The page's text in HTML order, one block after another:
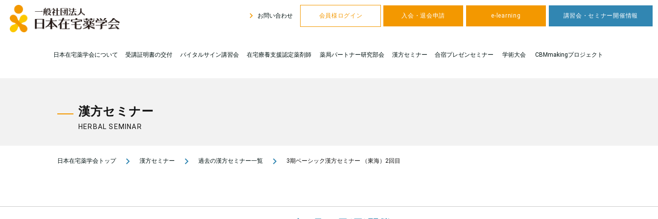
navigate_next お問い合わせ 会員様ログイン 入会・退会申請 e-learning 講習会・セミナー開催情報
日本在宅薬学会について 受講証明書の交付 バイタルサイン講習会 在宅療養支援認定薬剤師 薬局パートナー研究部会 漢方セミナー 合宿プレゼンセミナー 学術大会 CBMmakingプロジェクト
漢方セミナー
HERBAL SEMINAR
日本在宅薬学会トップ navigate_next 漢方セミナー navigate_next 過去の漢方セミナー一覧 navigate_next 3期ベーシック漢方セミナー （東海）2回目